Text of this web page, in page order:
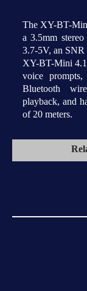
The XY-BT-
a 3.5mm
3.7-5V, an
XY-BT-Mini 4.1
voice
Bluetooth
playback, and
of 20 meters.